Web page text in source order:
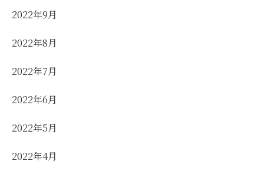
2022年9月
2022年8月
2022年7月
2022年6月
2022年5月
2022年4月